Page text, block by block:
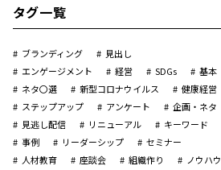
タグ一覧
ブランディング
見出し
エンゲージメント
経営 SDGs
基本
ネタ〇選
新型コロナウイルス
健康経営
ステップアップ
アンケート
企画・ネタ
見逃し配信
リニューアル
キーワード
事例
リーダーシップ
セミナー
人材教育
座談会 組織作り
ノウハウ